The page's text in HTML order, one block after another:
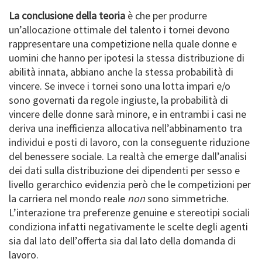
La conclusione della teoria è che per produrre
un’allocazione ottimale del talento i tornei devono
rappresentare una competizione nella quale donne e
uomini che hanno per ipotesi la stessa distribuzione di
abilità innata, abbiano anche la stessa probabilità di
vincere. Se invece i tornei sono una lotta impari e/o
sono governati da regole ingiuste, la probabilità di
vincere delle donne sarà minore, e in entrambi i casi ne
deriva una inefficienza allocativa nell’abbinamento tra
individui e posti di lavoro, con la conseguente riduzione
del benessere sociale. La realtà che emerge dall’analisi
dei dati sulla distribuzione dei dipendenti per sesso e
livello gerarchico evidenzia però che le competizioni per
la carriera nel mondo reale nonsono simmetriche.
L’interazione tra preferenze genuine e stereotipi sociali
condiziona infatti negativamente le scelte degli agenti
sia dal lato dell’offerta sia dal lato della domanda di
lavoro.